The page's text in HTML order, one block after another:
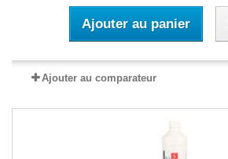
Ajouter au panier
Ajouter au comparateur